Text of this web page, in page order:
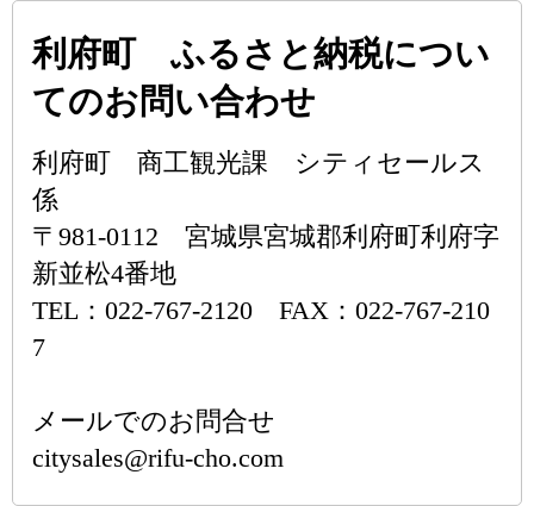
利府町 ふるさと納税につい
てのお問い合わせ
利府町 商工観光課 シティセールス
係
〒981-0112 宮城県宮城郡利府町利府字
新並松4番地
TEL：022-767-2120 FAX：022-767-210
7
メールでのお問合せ
citysales@rifu-cho.com